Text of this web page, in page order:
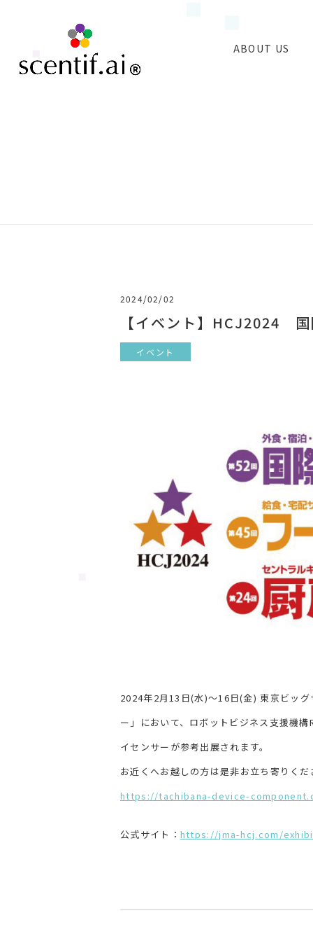
ABOUT US
2024/02/02
【イベント】HCJ2024
イベント
2024年2月13日(水)～16日(金) 東京ビッ
ー」において、ロボットビジネス支援機
イセンサーが参考出展されます。
お近くへお越しの方は是非お立ち寄りくだ
https://tachibana-device-
公式サイト： https://jma-hcj.com/